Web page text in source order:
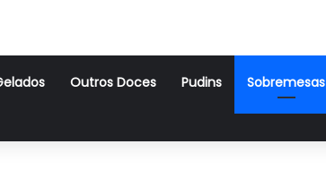
Outros Doces Pudins Sobremesas